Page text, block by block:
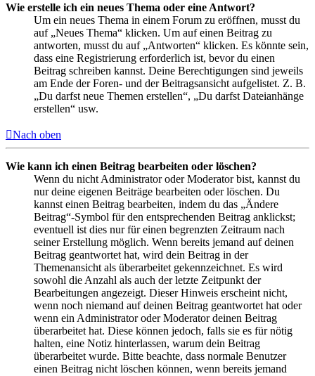
Wie erstelle ich ein neues Thema oder eine Antwort?
Um ein neues Thema in einem Forum zu eröffnen, musst du
auf „Neues Thema“ klicken. Um auf einen Beitrag zu
antworten, musst du auf „Antworten“ klicken. Es könnte sein,
dass eine Registrierung erforderlich ist, bevor du einen
Beitrag schreiben kannst. Deine Berechtigungen sind jeweils
am Ende der Foren- und der Beitragsansicht aufgelistet. Z. B.
„Du darfst neue Themen erstellen“, „Du darfst Dateianhänge
erstellen“ usw.
Nach oben
Wie kann ich einen Beitrag bearbeiten oder löschen?
Wenn du nicht Administrator oder Moderator bist, kannst du
nur deine eigenen Beiträge bearbeiten oder löschen. Du
kannst einen Beitrag bearbeiten, indem du das „Ändere
Beitrag“-Symbol für den entsprechenden Beitrag anklickst;
eventuell ist dies nur für einen begrenzten Zeitraum nach
seiner Erstellung möglich. Wenn bereits jemand auf deinen
Beitrag geantwortet hat, wird dein Beitrag in der
Themenansicht als überarbeitet gekennzeichnet. Es wird
sowohl die Anzahl als auch der letzte Zeitpunkt der
Bearbeitungen angezeigt. Dieser Hinweis erscheint nicht,
wenn noch niemand auf deinen Beitrag geantwortet hat oder
wenn ein Administrator oder Moderator deinen Beitrag
überarbeitet hat. Diese können jedoch, falls sie es für nötig
halten, eine Notiz hinterlassen, warum dein Beitrag
überarbeitet wurde. Bitte beachte, dass normale Benutzer
einen Beitrag nicht löschen können, wenn bereits jemand